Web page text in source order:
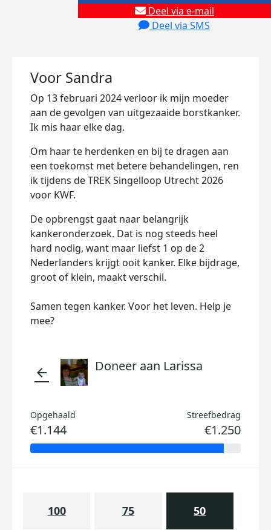
Deel via e-mail
Deel via SMS
Voor Sandra
Op 13 februari 2024 verloor ik mijn moeder
aan de gevolgen van uitgezaaide borstkanker.
Ik mis haar elke dag.
Om haar te herdenken en bij te dragen aan
een toekomst met betere behandelingen, ren
ik tijdens de TREK Singelloop Utrecht 2026
voor KWF.
De opbrengst gaat naar belangrijk
kankeronderzoek. Dat is nog steeds heel
hard nodig, want maar liefst 1 op de 2
Nederlanders krijgt ooit kanker. Elke bijdrage,
groot of klein, maakt verschil.
Samen tegen kanker. Voor het leven. Help je
mee?
arrow_back Doneer aan Larissa
Opgehaald
€1.144
Streefbedrag
€1.250
100 75 50